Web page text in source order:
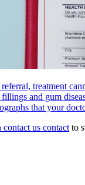
treatment
and gum
that your
contact us contact to